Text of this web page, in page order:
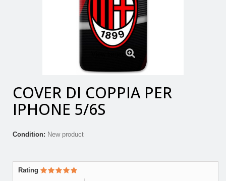
COVER DI COPPIA PER
IPHONE 5/6S
Condition: New product
Rating